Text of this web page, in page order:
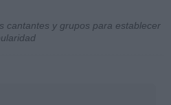
cantantes y grupos para establecer